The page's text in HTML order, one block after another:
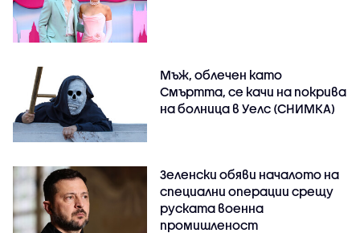
Мъж, облечен като
Смъртта, се качи на покрива
на болница в Уелс (СНИМКА)
Зеленски обяви началото на
специални операции срещу
руската военна
промишленост